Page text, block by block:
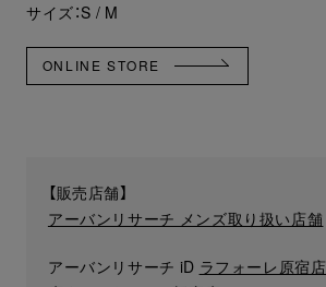
サイズ：S / M
ONLINE STORE
【販売店舗】
アーバンリサーチ メンズ取り扱い店舗
アーバンリサーチ iD ラフォーレ原宿店